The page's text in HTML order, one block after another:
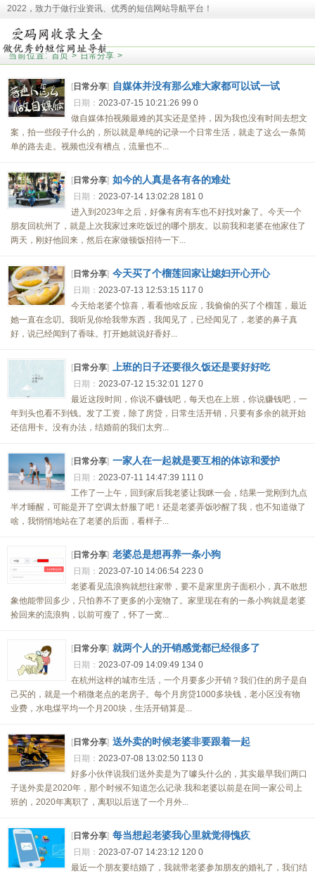
2022，致力于做行业资讯、优秀的短信网站导航平台！
本站收录相关网址皆来源于网络，欢迎广大用户反馈问题网站，本站将第一时间清
理！并且提醒大家！
当前位置: 首页 > 日常分享 >
[ 日常分享] 自媒体并没有那么难大家都可以试一试
日期： 2023-07-15 10:21:26 99 0
做自媒体拍视频最难的其实还是坚持，因为我也没有时间去想文
案，拍一些段子什么的，所以就是单纯的记录一个日常生活，就走了这么一条简
单的路去走。视频也没有槽点，流量也不...
[ 日常分享] 如今的人真是各有各的难处
日期： 2023-07-14 13:02:28 181 0
进入到2023年之后，好像有房有车也不好找对象了。今天一个
朋友回杭州了，就是上次我家过来吃饭过的哪个朋友。以前我和老婆在他家住了
两天，刚好他回来，然后在家做顿饭招待一下...
[ 日常分享] 今天买了个榴莲回家让媳妇开心开心
日期： 2023-07-13 12:53:15 117 0
今天给老婆个惊喜，看看他啥反应，我偷偷的买了个榴莲，最近
她一直在念叨。我听见你给我带东西，我闻见了，已经闻见了，老婆的鼻子真
好，说已经闻到了香味。打开她就说好香好...
[ 日常分享] 上班的日子还要很久饭还是要好好吃
日期： 2023-07-12 15:32:01 127 0
最近这段时间，你说不赚钱吧，每天也在上班，你说赚钱吧，一
年到头也看不到钱。发了工资，除了房贷，日常生活开销，只要有多余的就开始
还信用卡。没有办法，结婚前的我们太穷...
[ 日常分享] 一家人在一起就是要互相的体谅和爱护
日期： 2023-07-11 14:47:39 111 0
工作了一上午，回到家后我老婆让我眯一会，结果一觉刚到九点
半才睡醒，可能是开了空调太舒服了吧！还是老婆弄饭吵醒了我，也不知道做了
啥，我悄悄地站在了老婆的后面，看样子...
[ 日常分享] 老婆总是想再养一条小狗
日期： 2023-07-10 14:06:54 223 0
老婆看见流浪狗就想往家带，要不是家里房子面积小，真不敢想
象他能带回多少，只怕养不了更多的小宠物了。家里现在有的一条小狗就是老婆
捡回来的流浪狗，以前可瘦了，怀了一窝...
[ 日常分享] 就两个人的开销感觉都已经很多了
日期： 2023-07-09 14:09:49 134 0
在杭州这样的城市生活，一个月要多少开销？我们住的房子是自
己买的，就是一个稍微老点的老房子。每个月房贷1000多块钱，老小区没有物
业费，水电煤平均一个月200块，生活开销算是...
[ 日常分享] 送外卖的时候老婆非要跟着一起
日期： 2023-07-08 13:02:50 113 0
好多小伙伴说我们送外卖是为了噱头什么的，其实最早我们两口
子送外卖是2020年，那个时候不知道怎么记录.我和老婆以前是在同一家公司上
班的，2020年离职了，离职以后送了一个月外...
[ 日常分享] 每当想起老婆我心里就觉得愧疚
日期： 2023-07-07 14:23:12 120 0
最近一个朋友要结婚了，我就带老婆参加朋友的婚礼了，我们结